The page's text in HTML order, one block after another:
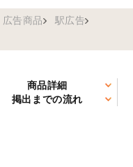
広告商品
駅広告
商品詳細
掲出までの流れ